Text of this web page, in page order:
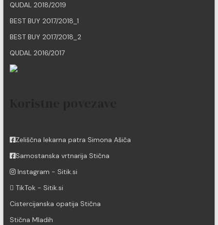
QUDAL 2018/2019
BEST BUY 2017/2018_1
BEST BUY 2017/2018_2
QUDAL 2016/2017
Zeliščna lekarna patra Simona Ašiča
Samostanska vrtnarija Stična
Instagram - Sitik.si
TikTok - Sitik.si
Cistercijanska opatija Stična
Stična Mladih